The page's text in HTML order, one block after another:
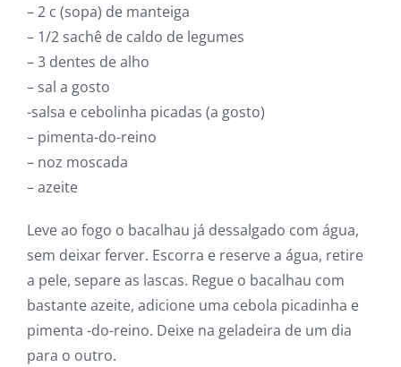
– 2 c (sopa) de manteiga
– 1/2 sachê de caldo de legumes
– 3 dentes de alho
– sal a gosto
-salsa e cebolinha picadas (a gosto)
– pimenta-do-reino
– noz moscada
– azeite
Leve ao fogo o bacalhau já dessalgado com água,
sem deixar ferver. Escorra e reserve a água, retire
a pele, separe as lascas. Regue o bacalhau com
bastante azeite, adicione uma cebola picadinha e
pimenta -do-reino. Deixe na geladeira de um dia
para o outro.